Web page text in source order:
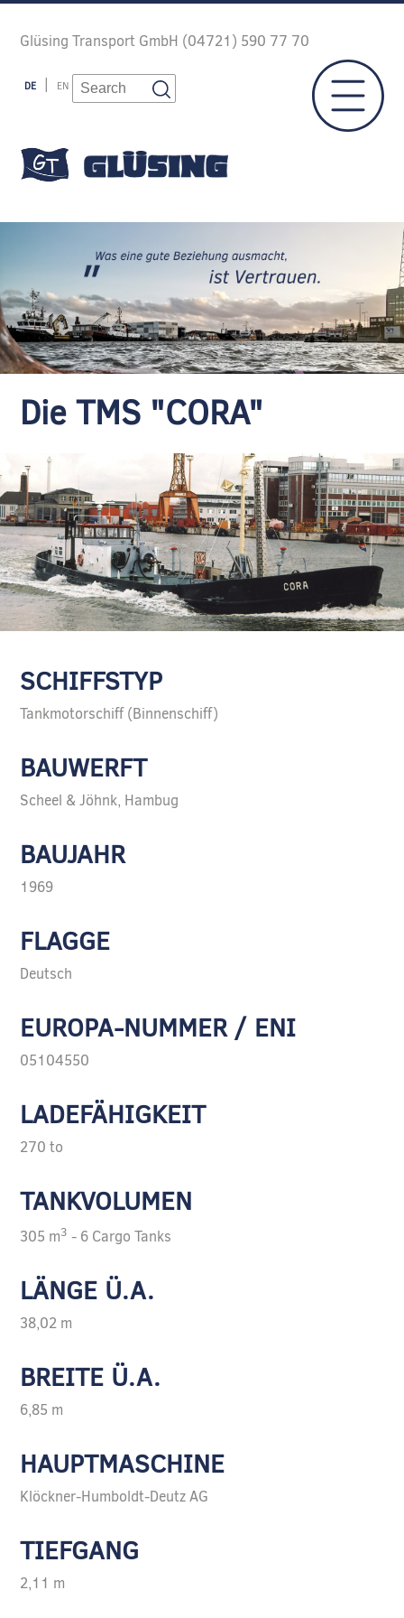
Glüsing Transport GmbH (04721) 590 77 70
DE EN
Die TMS "CORA"
SCHIFFSTYP
Tankmotorschiff (Binnenschiff)
BAUWERFT
Scheel & Jöhnk, Hambug
BAUJAHR
1969
FLAGGE
Deutsch
EUROPA-NUMMER / ENI
05104550
LADEFÄHIGKEIT
270 to
TANKVOLUMEN
305 m3 - 6 Cargo Tanks
LÄNGE Ü.A.
38,02 m
BREITE Ü.A.
6,85 m
HAUPTMASCHINE
Klöckner-Humboldt-Deutz AG
TIEFGANG
2,11 m